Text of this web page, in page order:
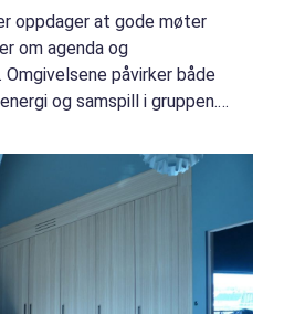
oppdager at gode møter
om agenda og
Omgivelsene påvirker både
og samspill i gruppen.
for nye ideer, bedre